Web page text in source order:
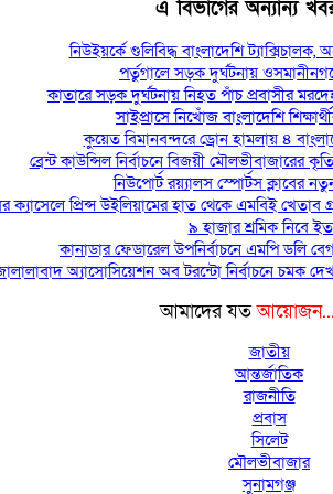
এ বিভাগের অন্যান্য
নিউইয়র্কে গুলিবিদ্ধ বাংলাদেশি ট্যাক্সিচালক,
পর্তুগালে সড়ক দুর্ঘটনায়
কাতারে সড়ক দুর্ঘটনায় নিহত পাঁচ প্রবাসীর
সাইপ্রাসে নিখোঁজ বাংলাদেশি
কুয়েত বিমানবন্দরে ড্রোন হামলায় ৪
ব্রেন্ট কাউন্সিল নির্বাচনে বিজয়ী মৌলভীবাজারের
নিউপোর্ট রয়্যালস স্পোর্টস ক্লাবের
ক্যাসেলে প্রিন্স উইলিয়ামের হাত থেকে এমবিই খেতাব
৯ হাজার শ্রমিক নিবে
কানাডার ফেডারেল উপনির্বাচনে এমপি ডলি
অ্যাসোসিয়েশন অব টরন্টো নির্বাচনে চমক
আমাদের যতআয়োজন...
জাতীয়
আন্তর্জাতিক
রাজনীতি
প্রবাস
সিলেট
মৌলভীবাজার
সুনামগঞ্জ